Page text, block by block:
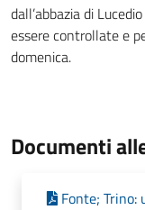
dall’abbazia di
essere controllate e
domenica.
Documenti
Fonte; Trino: